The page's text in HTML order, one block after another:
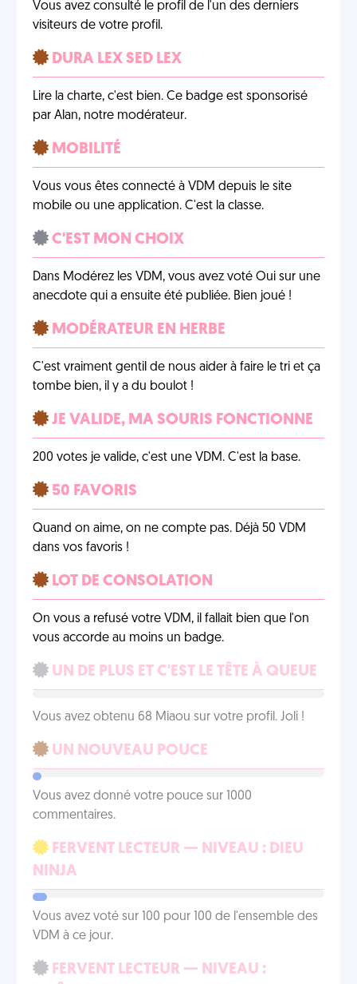
Vous avez consulté le profil de l'un des derniers
visiteurs de votre profil.
DURA LEX SED LEX
Lire la charte, c'est bien. Ce badge est sponsorisé
par Alan, notre modérateur.
MOBILITÉ
Vous vous êtes connecté à VDM depuis le site
mobile ou une application. C'est la classe.
C'EST MON CHOIX
Dans Modérez les VDM, vous avez voté Oui sur une
anecdote qui a ensuite été publiée. Bien joué !
MODÉRATEUR EN HERBE
C'est vraiment gentil de nous aider à faire le tri et ça
tombe bien, il y a du boulot !
JE VALIDE, MA SOURIS FONCTIONNE
200 votes je valide, c'est une VDM. C'est la base.
50 FAVORIS
Quand on aime, on ne compte pas. Déjà 50 VDM
dans vos favoris !
LOT DE CONSOLATION
On vous a refusé votre VDM, il fallait bien que l'on
vous accorde au moins un badge.
UN DE PLUS ET C'EST LE TÊTE À QUEUE
Vous avez obtenu 68 Miaou sur votre profil. Joli !
UN NOUVEAU POUCE
Vous avez donné votre pouce sur 1000
commentaires.
FERVENT LECTEUR — NIVEAU : DIEU
NINJA
Vous avez voté sur 100 pour 100 de l'ensemble des
VDM à ce jour.
FERVENT LECTEUR — NIVEAU :